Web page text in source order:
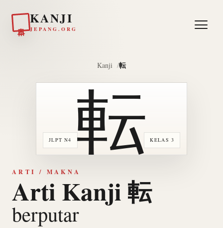
KANJI
JEPANG.ORG
Kanji 転
JLPT N4 KELAS 3
転
ARTI / MAKNA
Arti Kanji 転
berputar